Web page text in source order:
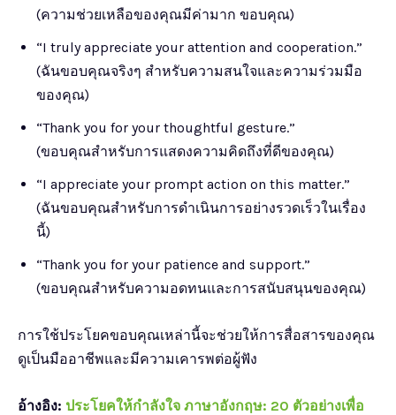
(ความช่วยเหลือของคุณมีค่ามาก ขอบคุณ)
“I truly appreciate your attention and cooperation.”
(ฉันขอบคุณจริงๆ สำหรับความสนใจและความร่วมมือ
ของคุณ)
“Thank you for your thoughtful gesture.”
(ขอบคุณสำหรับการแสดงความคิดถึงที่ดีของคุณ)
“I appreciate your prompt action on this matter.”
(ฉันขอบคุณสำหรับการดำเนินการอย่างรวดเร็วในเรื่อง
นี้)
“Thank you for your patience and support.”
(ขอบคุณสำหรับความอดทนและการสนับสนุนของคุณ)
การใช้ประโยคขอบคุณเหล่านี้จะช่วยให้การสื่อสารของคุณ
ดูเป็นมืออาชีพและมีความเคารพต่อผู้ฟัง
อ้างอิง: ประโยคให้กําลังใจ ภาษาอังกฤษ: 20 ตัวอย่างเพื่อ